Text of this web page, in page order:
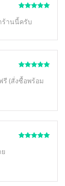
of 5
ร้านนี้ครับ
of 5
รี (สั่งซื้อพร้อม